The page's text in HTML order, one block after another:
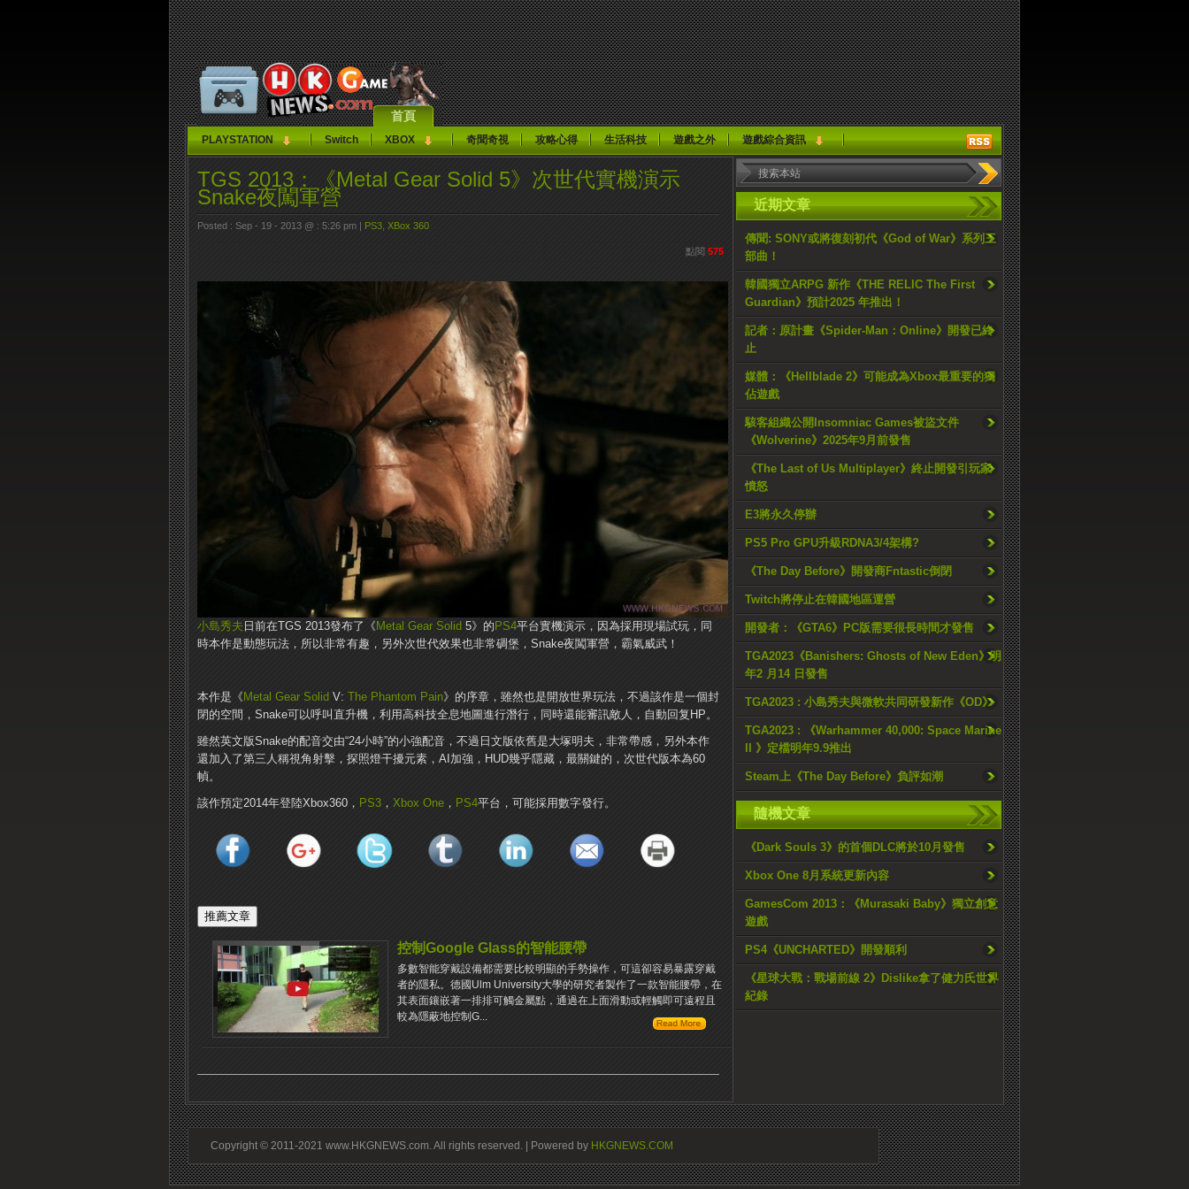
首頁
PLAYSTATION Switch XBOX 奇聞奇視 攻略心得 生活科技 遊戲之外 遊戲綜合資訊
近期文章
傳聞: SONY或將復刻初代《God of War》系列三
部曲！
韓國獨立ARPG 新作《THE RELIC The First
Guardian》預計2025 年推出！
記者：原計畫《Spider-Man：Online》開發已終
止
媒體：《Hellblade 2》可能成為Xbox最重要的獨
佔遊戲
駭客組織公開Insomniac Games被盜文件
《Wolverine》2025年9月前發售
《The Last of Us Multiplayer》終止開發引玩家
憤怒
E3將永久停辦
PS5 Pro GPU升級RDNA3/4架構?
《The Day Before》開發商Fntastic倒閉
Twitch將停止在韓國地區運營
開發者：《GTA6》PC版需要很長時間才發售
TGA2023《Banishers: Ghosts of New Eden》明
年2 月14 日發售
TGA2023 : 小島秀夫與微軟共同研發新作《OD》
TGA2023 : 《Warhammer 40,000: Space Marine
II 》定檔明年9.9推出
Steam上《The Day Before》負評如潮
隨機文章
《Dark Souls 3》的首個DLC將於10月發售
Xbox One 8月系統更新內容
GamesCom 2013：《Murasaki Baby》獨立創意
遊戲
PS4《UNCHARTED》開發順利
《星球大戰：戰場前線 2》Dislike拿了健力氏世界
紀錄
TGS 2013：《Metal Gear Solid 5》次世代實機演示
Snake夜闖軍營
Posted : Sep - 19 - 2013 @ : 5:26 pm | PS3 XBox 360
點閱 575
小島秀夫 日前在TGS 2013發布了《 Metal Gear Solid 5》的 PS4平台實機演示，因為採用現場試玩，同
時本作是動態玩法，所以非常有趣，另外次世代效果也非常碉堡，Snake夜闖軍營，霸氣威武！
本作是《 Metal Gear Solid V: The Phantom Pain》的序章，雖然也是開放世界玩法，不過該作是一個封
閉的空間，Snake可以呼叫直升機，利用高科技全息地圖進行潛行，同時還能審訊敵人，自動回复HP。
雖然英文版Snake的配音交由“24小時”的小強配音，不過日文版依舊是大塚明夫，非常帶感，另外本作
還加入了第三人稱視角射擊，探照燈干擾元素，AI加強，HUD幾乎隱藏，最關鍵的，次世代版本為60
幀。
該作預定2014年登陸Xbox360， PS3 ， Xbox One ， PS4平台，可能採用數字發行。
控制Google Glass的智能腰帶
多數智能穿戴設備都需要比較明顯的手勢操作，可這卻容易暴露穿戴
者的隱私。德國Ulm University大學的研究者製作了一款智能腰帶，在
其表面鑲嵌著一排排可觸金屬點，通過在上面滑動或輕觸即可遠程且
較為隱蔽地控制G...
Copyright © 2011-2021 www.HKGNEWS.com. All rights reserved. | Powered by HKGNEWS.COM